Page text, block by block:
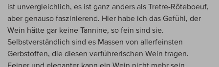
ist unvergleichlich, es ist ganz anders als Tretre-Rôteboeuf,
aber genauso faszinierend. Hier habe ich das Gefühl, der
Wein hätte gar keine Tannine, so fein sind sie.
Selbstverständlich sind es Massen von allerfeinsten
Gerbstoffen, die diesen verführerischen Wein tragen.
Feiner und eleganter kann ein Wein nicht mehr sein,